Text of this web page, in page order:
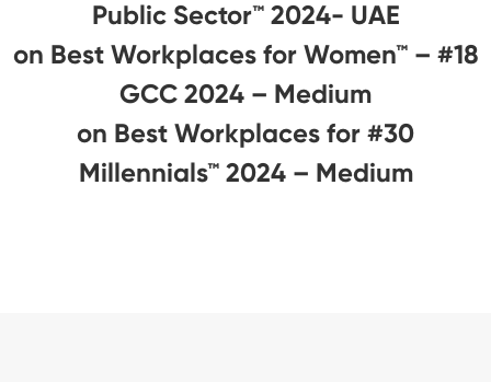
Public Sector™ 2024- UAE
#18 on Best Workplaces for Women™ –
GCC 2024 – Medium
#30 on Best Workplaces for
Millennials™ 2024 – Medium